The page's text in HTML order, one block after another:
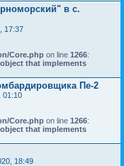
в с.
17:37
Core.php on line 1266:
that implements
Пе-2
01:10
Core.php on line 1266:
that implements
18:49